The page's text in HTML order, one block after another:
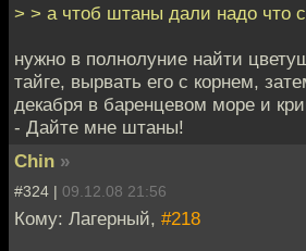
> > а чтоб штаны дали надо что
нужно в полнолуние найти
тайге, вырвать его с корнем,
декабря в баренцевом море и
- Дайте мне штаны!
Chin »
#324 | 09.12.08 21:56
Кому: Лагерный, #218